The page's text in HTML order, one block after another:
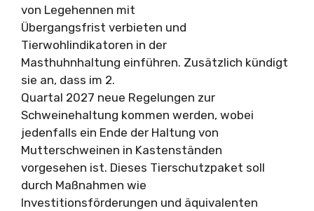
von Legehennen mit
Übergangsfrist verbieten und
Tierwohlindikatoren in der
Masthuhnhaltung einführen. Zusätzlich kündigt
sie an, dass im 2.
Quartal 2027 neue Regelungen zur
Schweinehaltung kommen werden, wobei
jedenfalls ein Ende der Haltung von
Mutterschweinen in Kastenständen
vorgesehen ist. Dieses Tierschutzpaket soll
durch Maßnahmen wie
Investitionsförderungen und äquivalenten